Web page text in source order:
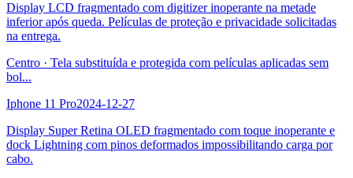
Display LCD fragmentado com digitizer inoperante na metade
inferior após queda. Películas de proteção e privacidade solicitadas
na entrega.
Centro · Tela substituída e protegida com películas aplicadas sem
bol...
Iphone 11 Pro2024-12-27
Display Super Retina OLED fragmentado com toque inoperante e
dock Lightning com pinos deformados impossibilitando carga por
cabo.